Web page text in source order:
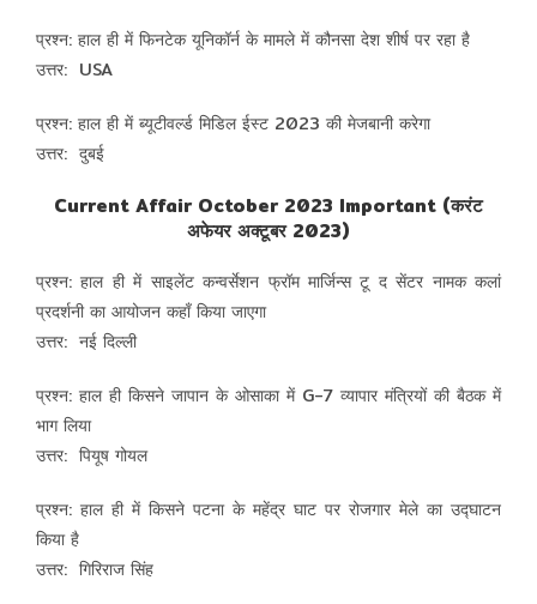
प्रश्न: हाल ही में फिनटेक यूनिकॉर्न के मामले में कौनसा देश शीर्ष पर रहा है
उत्तर: USA
प्रश्न: हाल ही में ब्यूटीवर्ल्ड मिडिल ईस्ट 2023 की मेजबानी करेगा
उत्तर: दुबई
Current Affair October 2023 Important (करंट
अफेयर अक्टूबर 2023)
प्रश्न: हाल ही में साइलेंट कन्वर्सेशन फ्रॉम मार्जिन्स टू द सेंटर नामक कलां
प्रदर्शनी का आयोजन कहाँ किया जाएगा
उत्तर: नई दिल्ली
प्रश्न: हाल ही किसने जापान के ओसाका में G-7 व्यापार मंत्रियों की बैठक में
भाग लिया
उत्तर: पियूष गोयल
प्रश्न: हाल ही में किसने पटना के महेंद्र घाट पर रोजगार मेले का उद्घाटन
किया है
उत्तर: गिरिराज सिंह